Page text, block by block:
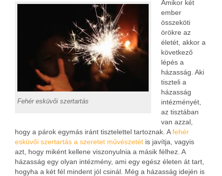
Fehér esküvői szertartás
Amikor két
ember
összeköti
örökre az
életét, akkor a
következő
lépés a
házasság. Aki
tiszteli a
házasság
intézményét,
az tisztában
van azzal,
hogy a párok egymás iránt tisztelettel tartoznak. Afehér
esküvői szertartás a szeretet művészetét is javítja, vagyis
azt, hogy miként kellene viszonyulnia a másik félhez. A
házasság egy olyan intézmény, ami egy egész életen át tart,
hogyha a két fél mindent jól csinál. Még a házasság idején is